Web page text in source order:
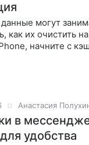
могут
как их очистить
начните с
Анастасия
в
удобства